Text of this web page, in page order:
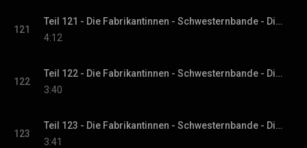
121
Teil 121 - Die Fabrikantinnen - Schwesternbande - Die Fabrikantinnen-Saga, Band 1
4:12
122
Teil 122 - Die Fabrikantinnen - Schwesternbande - Die Fabrikantinnen-Saga, Band 1
3:40
123
Teil 123 - Die Fabrikantinnen - Schwesternbande - Die Fabrikantinnen-Saga, Band 1
3:41